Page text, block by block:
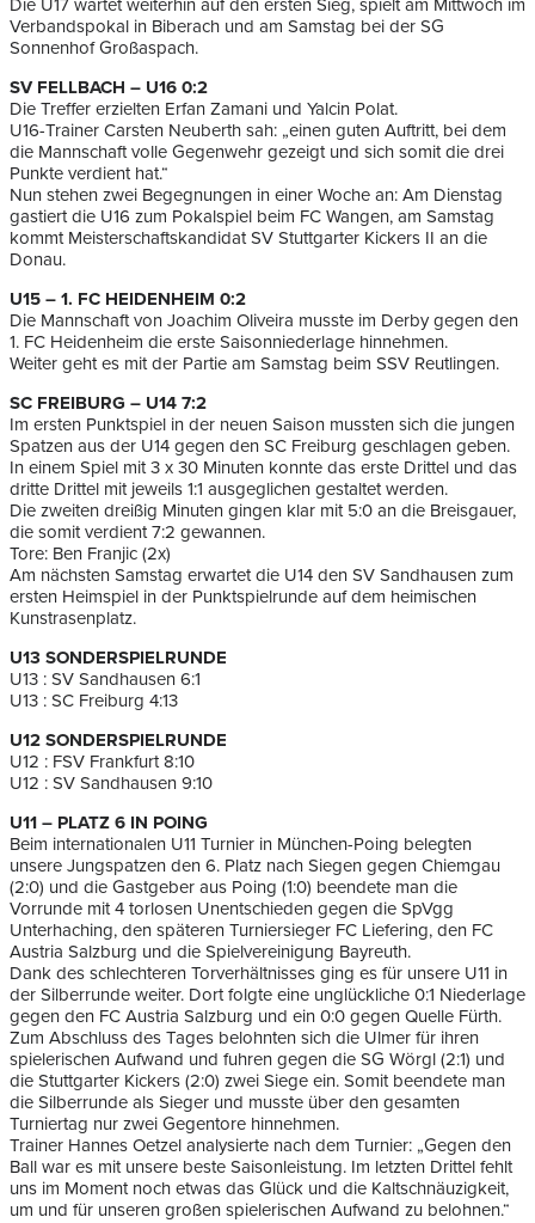
Die U17 wartet weiterhin auf den ersten Sieg, spielt am Mittwoch im
Verbandspokal in Biberach und am Samstag bei der SG
Sonnenhof Großaspach.
SV FELLBACH – U16 0:2
Die Treffer erzielten Erfan Zamani und Yalcin Polat.
U16-Trainer Carsten Neuberth sah: „einen guten Auftritt, bei dem
die Mannschaft volle Gegenwehr gezeigt und sich somit die drei
Punkte verdient hat.“
Nun stehen zwei Begegnungen in einer Woche an: Am Dienstag
gastiert die U16 zum Pokalspiel beim FC Wangen, am Samstag
kommt Meisterschaftskandidat SV Stuttgarter Kickers II an die
Donau.
U15 – 1. FC HEIDENHEIM 0:2
Die Mannschaft von Joachim Oliveira musste im Derby gegen den
1. FC Heidenheim die erste Saisonniederlage hinnehmen.
Weiter geht es mit der Partie am Samstag beim SSV Reutlingen.
SC FREIBURG – U14 7:2
Im ersten Punktspiel in der neuen Saison mussten sich die jungen
Spatzen aus der U14 gegen den SC Freiburg geschlagen geben.
In einem Spiel mit 3 x 30 Minuten konnte das erste Drittel und das
dritte Drittel mit jeweils 1:1 ausgeglichen gestaltet werden.
Die zweiten dreißig Minuten gingen klar mit 5:0 an die Breisgauer,
die somit verdient 7:2 gewannen.
Tore: Ben Franjic (2x)
Am nächsten Samstag erwartet die U14 den SV Sandhausen zum
ersten Heimspiel in der Punktspielrunde auf dem heimischen
Kunstrasenplatz.
U13 SONDERSPIELRUNDE
U13 : SV Sandhausen 6:1
U13 : SC Freiburg 4:13
U12 SONDERSPIELRUNDE
U12 : FSV Frankfurt 8:10
U12 : SV Sandhausen 9:10
U11 – PLATZ 6 IN POING
Beim internationalen U11 Turnier in München-Poing belegten
unsere Jungspatzen den 6. Platz nach Siegen gegen Chiemgau
(2:0) und die Gastgeber aus Poing (1:0) beendete man die
Vorrunde mit 4 torlosen Unentschieden gegen die SpVgg
Unterhaching, den späteren Turniersieger FC Liefering, den FC
Austria Salzburg und die Spielvereinigung Bayreuth.
Dank des schlechteren Torverhältnisses ging es für unsere U11 in
der Silberrunde weiter. Dort folgte eine unglückliche 0:1 Niederlage
gegen den FC Austria Salzburg und ein 0:0 gegen Quelle Fürth.
Zum Abschluss des Tages belohnten sich die Ulmer für ihren
spielerischen Aufwand und fuhren gegen die SG Wörgl (2:1) und
die Stuttgarter Kickers (2:0) zwei Siege ein. Somit beendete man
die Silberrunde als Sieger und musste über den gesamten
Turniertag nur zwei Gegentore hinnehmen.
Trainer Hannes Oetzel analysierte nach dem Turnier: „Gegen den
Ball war es mit unsere beste Saisonleistung. Im letzten Drittel fehlt
uns im Moment noch etwas das Glück und die Kaltschnäuzigkeit,
um und für unseren großen spielerischen Aufwand zu belohnen.“